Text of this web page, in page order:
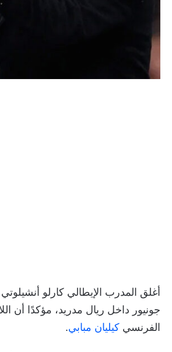
أغلق المدرب الإيطالي كارلو
جونيور داخل ريال مدريد، مؤكدًا أن
الفرنسي كيليان مبابي.